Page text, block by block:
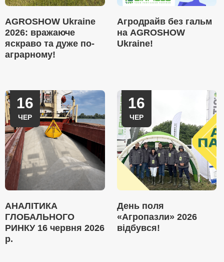
AGROSHOW Ukraine
2026: вражаюче
яскраво та дуже по-
аграрному!
Агродрайв без гальм
на AGROSHOW
Ukraine!
16
ЧЕР
АНАЛІТИКА
ГЛОБАЛЬНОГО
РИНКУ 16 червня 2026
р.
16
ЧЕР
День поля
«Агропазли» 2026
відбувся!